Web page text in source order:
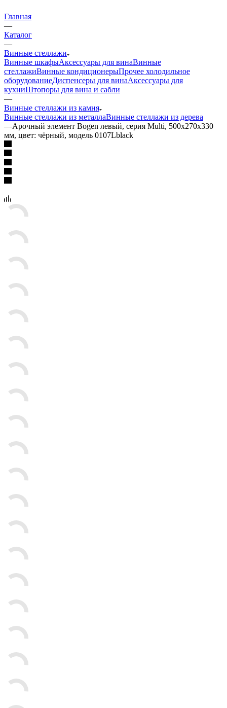
Главная
—
Каталог
—
Винные стеллажи
Винные шкафыАксессуары для винаВинные
стеллажиВинные кондиционерыПрочее холодильное
оборудованиеДиспенсеры для винаАксессуары для
кухниШтопоры для вина и сабли
—
Винные стеллажи из камня
Винные стеллажи из металлаВинные стеллажи из дерева
—Арочный элемент Bogen левый, серия Multi, 500х270х330
мм, цвет: чёрный, модель 0107Lblack